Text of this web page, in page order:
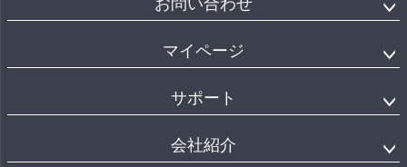
お問い合わせ
マイページ
サポート
会社紹介